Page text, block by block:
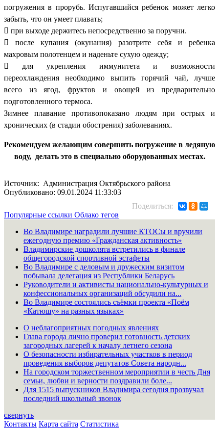
погружения в прорубь. Испугавшийся ребенок может легко
забыть, что он умеет плавать;
 при выходе держитесь непосредственно за поручни.
 после купания (окунания) разотрите себя и ребенка
махровым полотенцем и наденьте сухую одежду;
 для укрепления иммунитета и возможности
переохлаждения необходимо выпить горячий чай, лучше
всего из ягод, фруктов и овощей из предварительно
подготовленного термоса.
Зимнее плавание противопоказано людям при острых и
хронических (в стадии обострения) заболеваниях.
Рекомендуем желающим совершить погружение в ледяную
воду, делать это в специально оборудованных местах.
Источник: Администрация Октябрьского района
Опубликовано: 09.01.2024 11:33:03
Поделиться:
Популярные ссылки Облако тегов
Во Владимире наградили лучшие КТОСы и вручили
ежегодную премию «Гражданская активность»
Владимирские дошколята встретились в финале
общегородской спортивной эстафеты
Во Владимире с деловым и дружеским визитом
побывала делегация из Республики Беларусь
Руководители и активисты национально-культурных и
конфессиональных организаций обсудили на...
Во Владимире состоялись съёмки проекта «Поём
«Катюшу» на разных языках»
О неблагоприятных погодных явлениях
Глава города лично проверил готовность детских
загородных лагерей к началу летнего сезона
О безопасности избирательных участков в период
проведения выборов депутатов Совета народн...
На городском торжественном мероприятии в честь Дня
семьи, любви и верности поздравили боле...
Для 1515 выпускников Владимира сегодня прозвучал
последний школьный звонок
свернуть
Контакты Карта сайта Статистика